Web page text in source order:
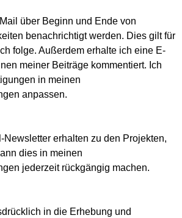
über Beginn und Ende von
benachrichtigt werden. Dies gilt für
folge. Außerdem erhalte ich eine E-
meiner Beiträge kommentiert. Ich
in meinen
anpassen.
Newsletter erhalten zu den Projekten,
dies in meinen
jederzeit rückgängig machen.
in die Erhebung und